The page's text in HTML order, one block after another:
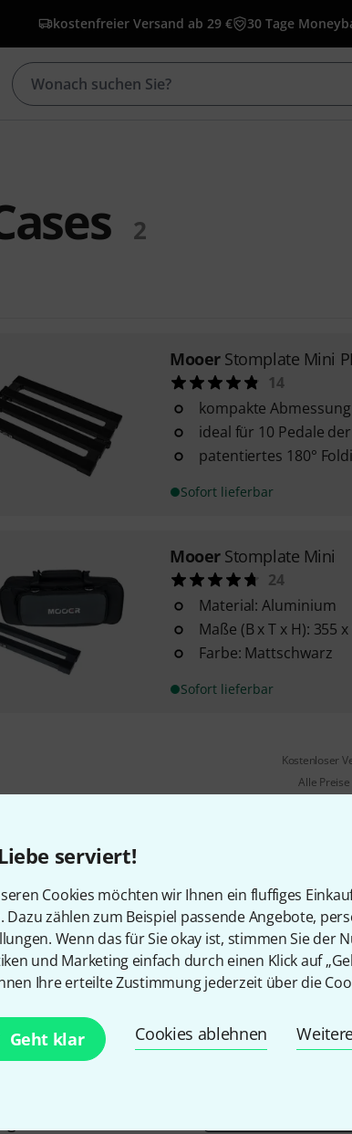
serviert!
Cookies möchten wir Ihnen ein fluffiges
Dazu zählen zum Beispiel passende Angebote,
Wenn das für Sie okay ist, stimmen Sie der
und Marketing einfach durch einen Klick auf
Ihre erteilte Zustimmung jederzeit über die
Geht klar Cookies ablehnen
kostenfreier Versand ab 29 € 30 Tage
2
Mooer Stomplate Mini
14
kompakte Abmessung
ideal für 10 Pedale
patentiertes 180°
Sofort lieferbar
Mooer Stomplate Mini
24
Material: Aluminium
Maße (B x T x H): 355
Farbe: Mattschwarz
Sofort lieferbar
Kostenloser
Alle
Gefällt Ihnen, was Sie
Teilen Hilfe & Feedback
mit etwas Glück